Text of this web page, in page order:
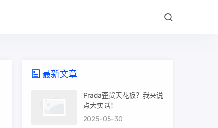
最新文章
Prada歪货天花板？我来说
点大实话！
2025-05-30